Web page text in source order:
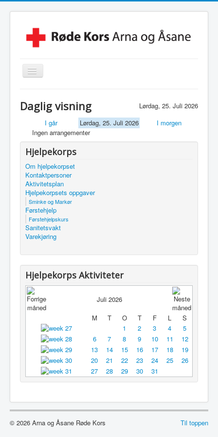
Skjul/Vis
navigasjon
Lokalforening
Leksehjelpen
Beredskapsvakt
Besøkstjenesten
Kontakt Oss
Linker
Utleie
Daglig visning
Lørdag, 25. Juli 2026
I går
Lørdag, 25. Juli 2026
I morgen
Ingen arrangementer
Hjelpekorps
Om hjelpekorpset
Kontaktpersoner
Aktivitetsplan
Hjelpekorpsets oppgaver
Sminke og Markør
Førstehjelp
Førstehjelpskurs
Sanitetsvakt
Varekjøring
Hjelpekorps Aktiviteter
Juli 2026
M
T O T F L
S
1
2 3 4
5
6
7 8 9 10 11
12
13
14 15 16 17 18
19
20
21 22 23 24 25
26
27
28 29 30 31
Til toppen
© 2026 Arna og Åsane Røde Kors